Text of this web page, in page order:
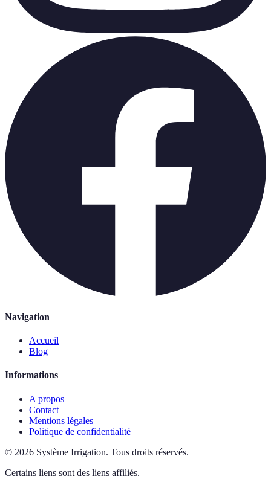
Navigation
Accueil
Blog
Informations
A propos
Contact
Mentions légales
Politique de confidentialité
© 2026 Système Irrigation. Tous droits réservés.
Certains liens sont des liens affiliés.